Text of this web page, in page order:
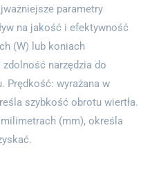
parametry
na jakość i efektywność
(W) lub koniach
narzędzia do
Prędkość: wyrażana w
szybkość obrotu wiertła.
(mm), określa